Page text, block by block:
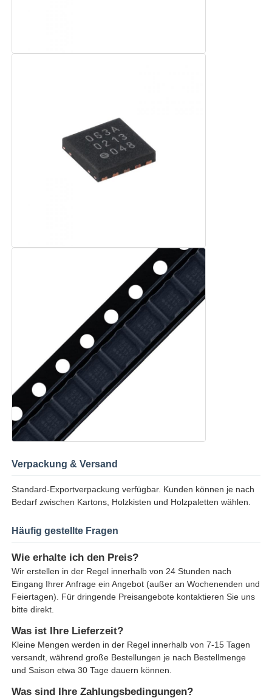
GPS-Module
Hochfrequenzmodul
Kommunikations-Antenne
Power Management Chip
Verpackung & Versand
Standard-Exportverpackung verfügbar. Kunden können je nach
Bedarf zwischen Kartons, Holzkisten und Holzpaletten wählen.
Häufig gestellte Fragen
Wie erhalte ich den Preis?
Wir erstellen in der Regel innerhalb von 24 Stunden nach
Eingang Ihrer Anfrage ein Angebot (außer an Wochenenden und
Feiertagen). Für dringende Preisangebote kontaktieren Sie uns
bitte direkt.
Was ist Ihre Lieferzeit?
Kleine Mengen werden in der Regel innerhalb von 7-15 Tagen
versandt, während große Bestellungen je nach Bestellmenge
und Saison etwa 30 Tage dauern können.
Was sind Ihre Zahlungsbedingungen?